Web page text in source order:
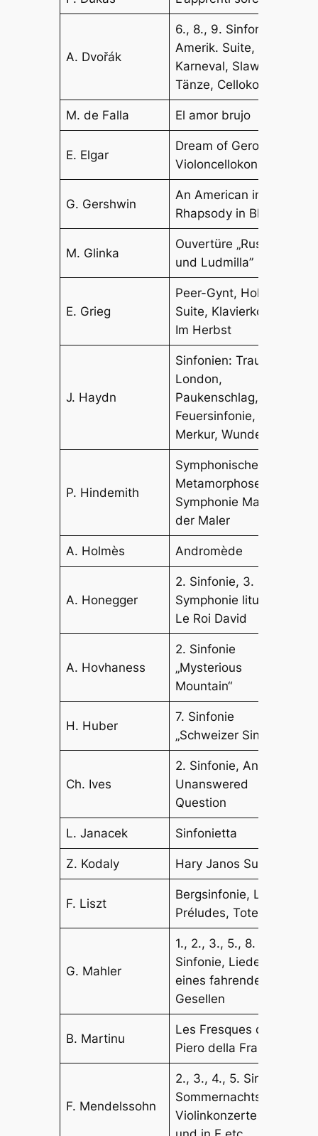
A. Dvořák
6., 8., 9. Sinfonie,
Amerik. Suite,
Karneval, Slawische
Tänze, Cellokonzert
M. de Falla El amor brujo
E. Elgar
Dream of Gerontius,
Violoncellokonzert
G. Gershwin
An American in Paris,
Rhapsody in Blue
M. Glinka
Ouvertüre „Ruslan
und Ludmilla”
E. Grieg
Peer-Gynt, Holberg-
Suite, Klavierkonzert,
Im Herbst
J. Haydn
Sinfonien: Trauer,
London,
Paukenschlag, Uhr,
Feuersinfonie,
Merkur, Wunder
P. Hindemith
Symphonische
Metamorphosen,
Symphonie Mathis
der Maler
A. Holmès Andromède
A. Honegger
2. Sinfonie, 3.
Symphonie liturgique,
Le Roi David
A. Hovhaness
2. Sinfonie
„Mysterious
Mountain“
H. Huber
7. Sinfonie
„Schweizer Sinfonie“
Ch. Ives
2. Sinfonie, An
Unanswered
Question
L. Janacek Sinfonietta
Z. Kodaly Hary Janos Suite
F. Liszt
Bergsinfonie, Les
Préludes, Totentanz
G. Mahler
1., 2., 3., 5., 8.
Sinfonie, Lieder
eines fahrenden
Gesellen
B. Martinu
Les Fresques de
Piero della Francesca
F. Mendelssohn
2., 3., 4., 5. Sinfonie,
Sommernachtstraum,
Violinkonzerte in D